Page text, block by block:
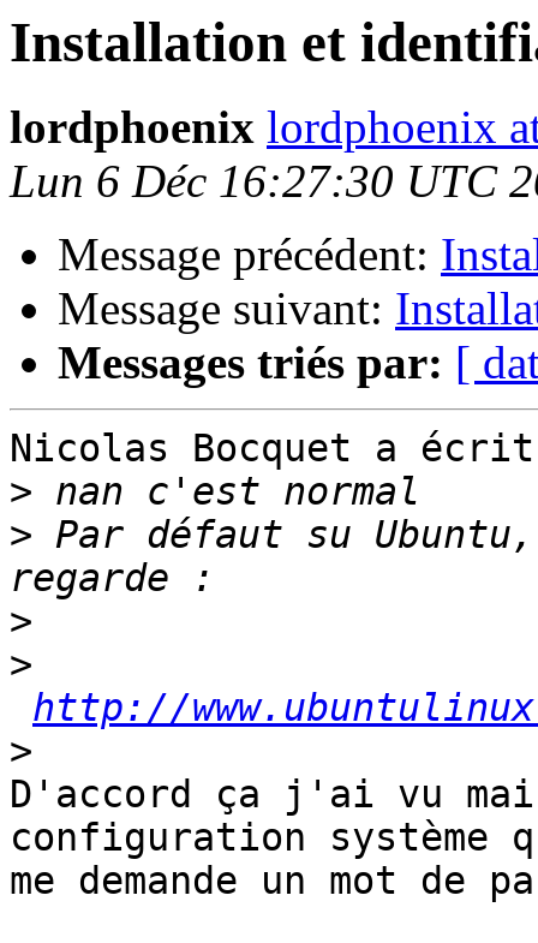
Installation et
lordphoenix lordphoenix
Lun 6 Déc 16:27:30 UTC
Message précédent:
Message suivant:
Messages triés par: [
Nicolas Bocquet a
>
> Par défaut su
>
>
http://
>
D'accord ça j'ai vu
configuration système
me demande un mot de